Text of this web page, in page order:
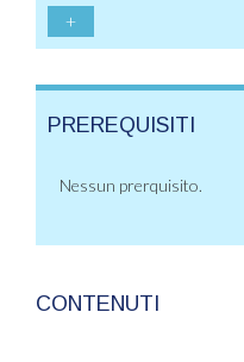
+
PREREQUISITI
Nessun prerquisito.
CONTENUTI